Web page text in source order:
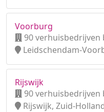
Voorburg
90 verhuisbedrijven
Leidschendam-
Rijswijk
90 verhuisbedrijven
Rijswijk, Zuid-